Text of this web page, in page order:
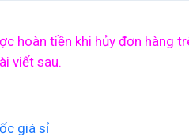
hoàn tiền khi hủy đơn hàng
viết sau.
giá sỉ